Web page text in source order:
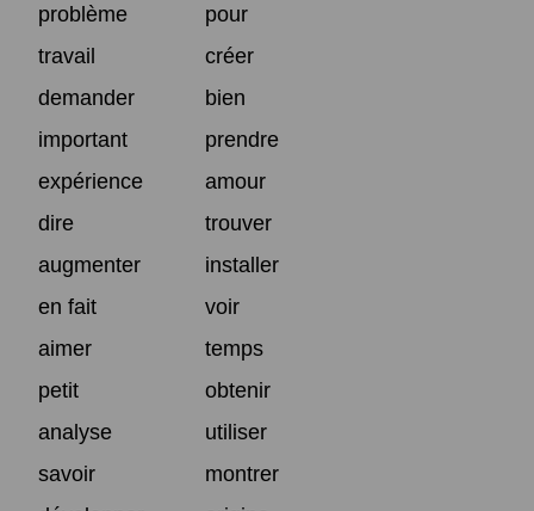
problème
pour
travail
créer
demander
bien
important
prendre
expérience
amour
dire
trouver
augmenter
installer
en fait
voir
aimer
temps
petit
obtenir
analyse
utiliser
savoir
montrer